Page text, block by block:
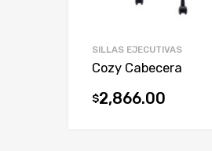
SILLAS EJECUTIVAS
Cozy Cabecera
$2,866.00